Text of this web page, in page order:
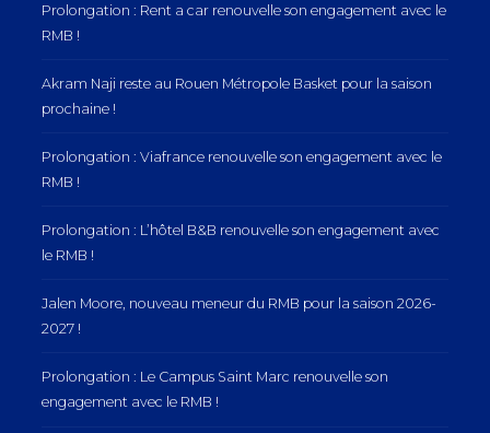
Prolongation : Rent a car renouvelle son engagement avec le
RMB !
Akram Naji reste au Rouen Métropole Basket pour la saison
prochaine !
Prolongation : Viafrance renouvelle son engagement avec le
RMB !
Prolongation : L’hôtel B&B renouvelle son engagement avec
le RMB !
Jalen Moore, nouveau meneur du RMB pour la saison 2026-
2027 !
Prolongation : Le Campus Saint Marc renouvelle son
engagement avec le RMB !